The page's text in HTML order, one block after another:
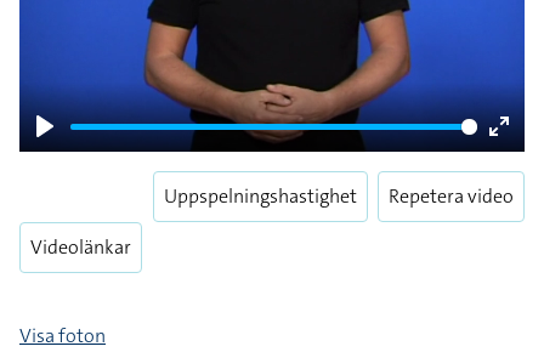
Play
Enter
Videolänkar
Uppspelningshastighet Repetera video
Visa foton